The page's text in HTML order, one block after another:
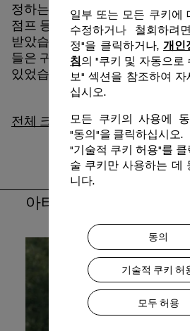
정하는 데 도움을 주었고, 공연
점프 등과 같은 요소는 2014년
받았습니다. 네 시즌 동안 작품
들은 귀중한 자산이 된 방대한
있었습니다.
전체 크레딧
아티스트 소개:
일부 또는 모든 쿠키에
수정하거나 철회하려
정"을 클릭하거나, 개인
침의 "쿠키 및 자동으로
보" 섹션을 참조하여 자
십시오.
모든 쿠키의 사용에
"동의"을 클릭하십시오.
"기술적 쿠키 허용"를 클
술 쿠키만 사용하는 데
니다.
동의
기술적 쿠키 허
모두 허용